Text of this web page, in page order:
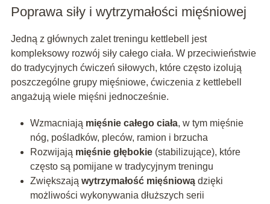
Poprawa siły i wytrzymałości mięśniowej
Jedną z głównych zalet treningu kettlebell jest
kompleksowy rozwój siły całego ciała. W przeciwieństwie
do tradycyjnych ćwiczeń siłowych, które często izolują
poszczególne grupy mięśniowe, ćwiczenia z kettlebell
angażują wiele mięśni jednocześnie.
Wzmacniają mięśnie całego ciała, w tym mięśnie
nóg, pośladków, pleców, ramion i brzucha
Rozwijają mięśnie głębokie(stabilizujące), które
często są pomijane w tradycyjnym treningu
Zwiększają wytrzymałość mięśniowądzięki
możliwości wykonywania dłuższych serii